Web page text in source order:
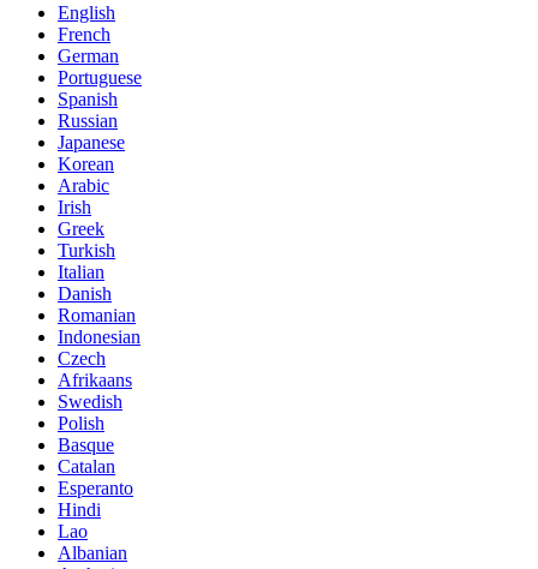
English
French
German
Portuguese
Spanish
Russian
Japanese
Korean
Arabic
Irish
Greek
Turkish
Italian
Danish
Romanian
Indonesian
Czech
Afrikaans
Swedish
Polish
Basque
Catalan
Esperanto
Hindi
Lao
Albanian